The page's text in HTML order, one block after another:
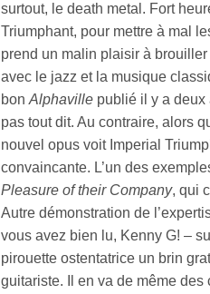
surtout, le death metal. Fort
Triumphant, pour mettre à mal
prend un malin plaisir à
avec le jazz et la musique
bon Alphaville publié il y a deux
pas tout dit. Au contraire, alors
nouvel opus voit Imperial
convaincante. L’un des
Pleasure of their Company, qui
Autre démonstration de
vous avez bien lu, Kenny G! –
pirouette ostentatrice un brin
guitariste. Il en va de même